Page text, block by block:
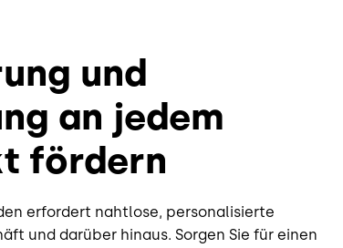
und
an jedem
fördern
erfordert nahtlose, personalisierte
und darüber hinaus. Sorgen Sie für einen